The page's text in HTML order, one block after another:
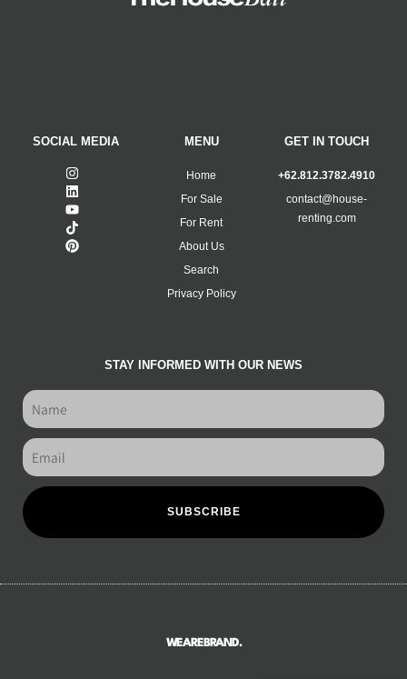
SOCIAL MEDIA MENU
Home
For Sale
For Rent
About Us
Search
Privacy Policy
GET IN TOUCH
+62.812.3782.4910
contact@house-
renting.com
STAY INFORMED WITH OUR NEWS
SUBSCRIBE
WEAREBRAND.